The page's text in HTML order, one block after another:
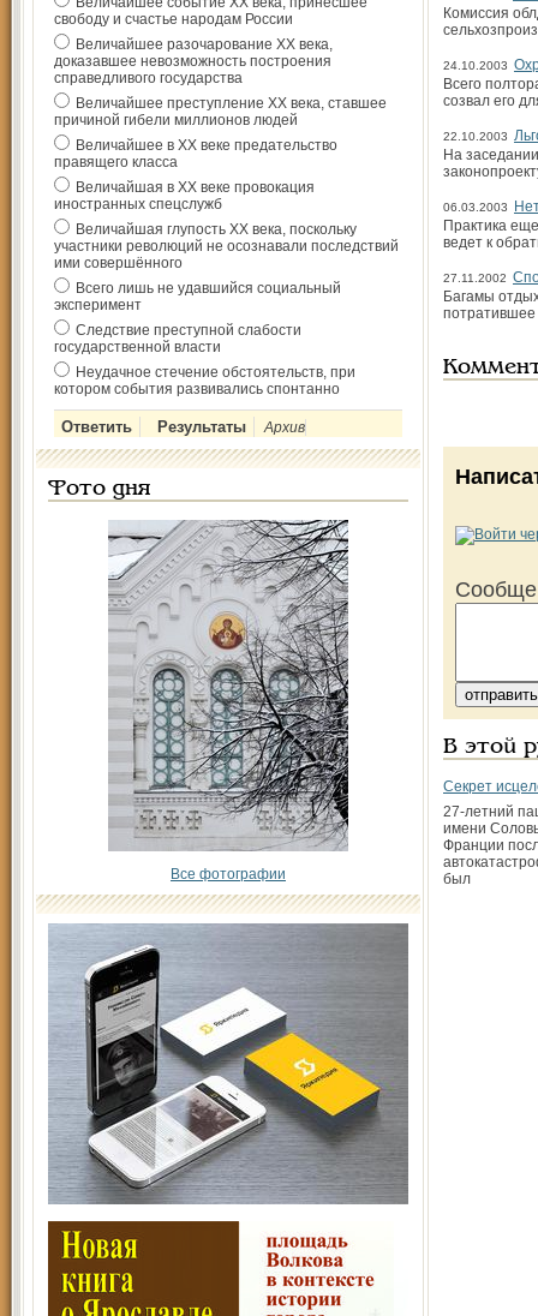
свободу и счастье народам России
Величайшее разочарование ХХ века,
доказавшее невозможность построения
справедливого государства
Величайшее преступление ХХ века, ставшее
причиной гибели миллионов людей
Величайшее в ХХ веке предательство
правящего класса
Величайшая в ХХ веке провокация
иностранных спецслужб
Величайшая глупость ХХ века, поскольку
участники революций не осознавали последствий
ими совершённого
Всего лишь не удавшийся социальный
эксперимент
Следствие преступной слабости
государственной власти
Неудачное стечение обстоятельств, при
котором события развивались спонтанно
Архив
Фото дня
Все фотографии
Комиссия
24.10.2003
Всего
созвал его
22.10.2003
На
06.03.2003
Практика
ведет к
27.11.2002
Багамы
потратившее
В этой
Секрет
27-летний
имени
Франции
был